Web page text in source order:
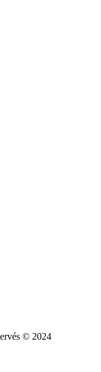
© 2024